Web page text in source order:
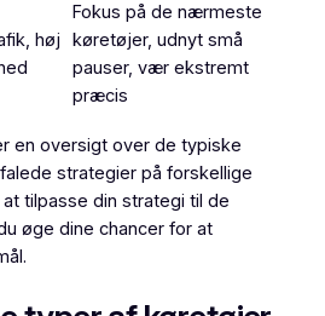
høj
Fokus på de nærmeste
køretøjer, udnyt små
pauser, vær ekstremt
præcis
en oversigt over de typiske
strategier på forskellige
tilpasse din strategi til de
øge dine chancer for at